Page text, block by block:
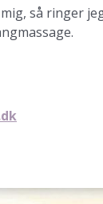
så ringer